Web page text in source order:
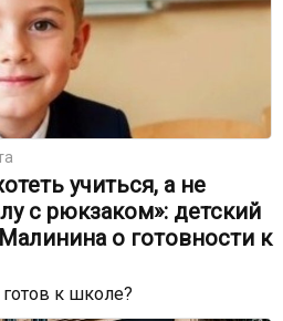
учиться, а не
с рюкзаком»: детский
о готовности к
готов к школе?